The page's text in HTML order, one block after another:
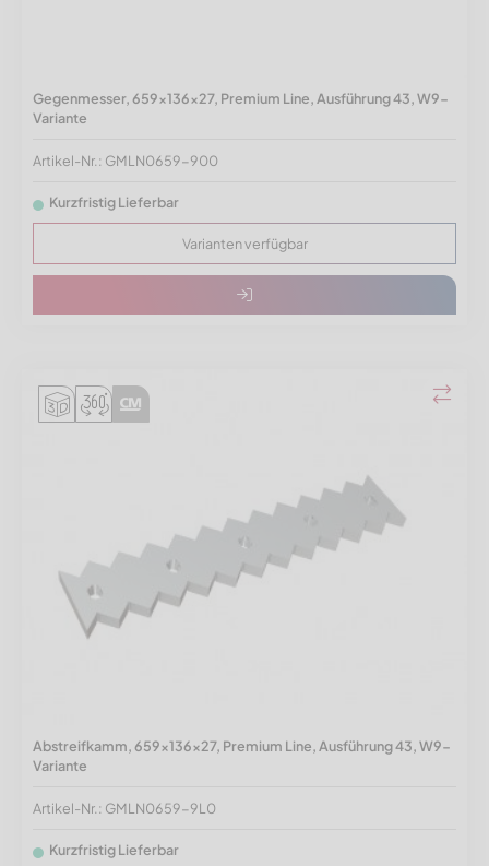
Gegenmesser, 659x136x27, Premium Line, Ausführung 43, W9-
Variante
Artikel-Nr.: GMLN0659-900
Kurzfristig Lieferbar
Varianten verfügbar
Abstreifkamm, 659x136x27, Premium Line, Ausführung 43, W9-
Variante
Artikel-Nr.: GMLN0659-9L0
Kurzfristig Lieferbar